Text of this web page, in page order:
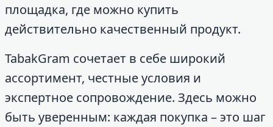
площадка, где можно купить
действительно качественный продукт.
TabakGram сочетает в себе широкий
ассортимент, честные условия и
экспертное сопровождение. Здесь можно
быть уверенным: каждая покупка – это шаг